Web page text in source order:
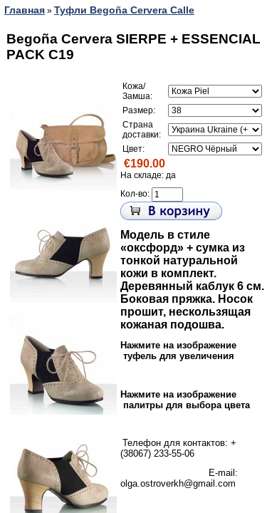
Главная » Туфли Begoña Cervera Calle
Begoña Cervera SIERPE + ESSENCIAL
PACK C19
Кожа/
Замша:
Размер:
Страна
доставки:
Цвет:
€190.00
На складе: да
Кол-во:
Модель в стиле
«оксфорд» + сумка из
тонкой натуральной
кожи в комплект.
Деревянный каблук 6 см.
Боковая пряжка. Носок
прошит, нескользящая
кожаная подошва.
Нажмите на изображение
туфель для увеличения
Нажмите на изображение
палитры для выбора цвета
Телефон для контактов: +
(38067) 233-55-06
E-mail:
olga.ostroverkh@gmail.com